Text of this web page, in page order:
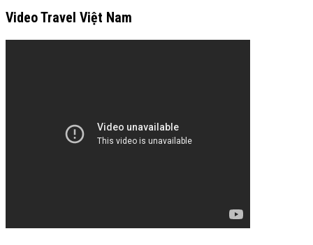
Video Travel Việt Nam